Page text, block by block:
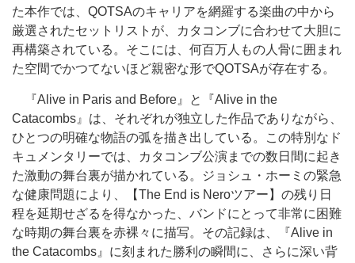
た本作では、QOTSAのキャリアを網羅する楽曲の中から
厳選されたセットリストが、カタコンブに合わせて大胆に
再構築されている。そこには、何百万人もの人骨に囲まれ
た空間でかつてないほど親密な形でQOTSAが存在する。
『Alive in Paris and Before』と『Alive in the
Catacombs』は、それぞれが独立した作品でありながら、
ひとつの明確な物語の弧を描き出している。この特別なド
キュメンタリーでは、カタコンブ公演までの数日間に起き
た激動の舞台裏が描かれている。ジョシュ・ホーミの緊急
な健康問題により、【The End is Neroツアー】の残り日
程を延期せざるを得なかった、バンドにとって非常に困難
な時期の舞台裏を赤裸々に描写。その記録は、『Alive in
the Catacombs』に刻まれた勝利の瞬間に、さらに深い背